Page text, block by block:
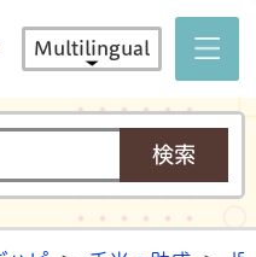
はぎハピ
Multilingual